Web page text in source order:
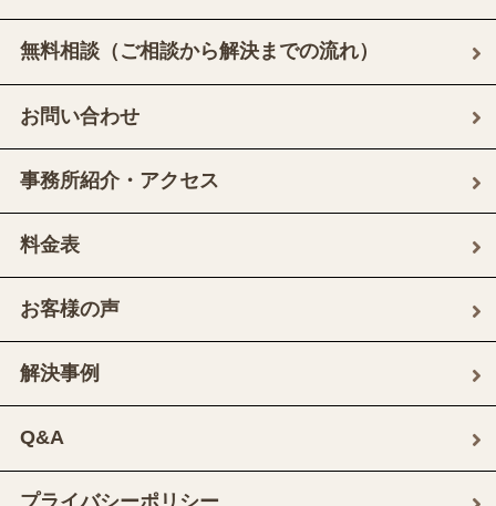
無料相談（ご相談から解決までの流れ）
お問い合わせ
事務所紹介・アクセス
料金表
お客様の声
解決事例
Q&A